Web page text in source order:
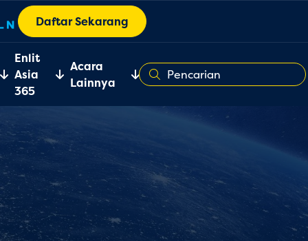
Daftar Sekarang
Enlit
Asia
365
Acara
Lainnya